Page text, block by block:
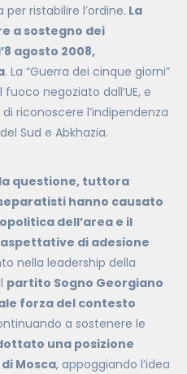
ristabilire l’ordine. La
a sostegno dei
agosto 2008,
. La “Guerra dei cinque giorni”
negoziato dall’UE, e
riconoscere l’indipendenza
Sud e Abkhazia.
questione, tuttora
hanno causato
dell’area e il
di adesione
nella leadership della
partito Sogno Georgiano
forza del contesto
a sostenere le
una posizione
Mosca, appoggiando l’idea